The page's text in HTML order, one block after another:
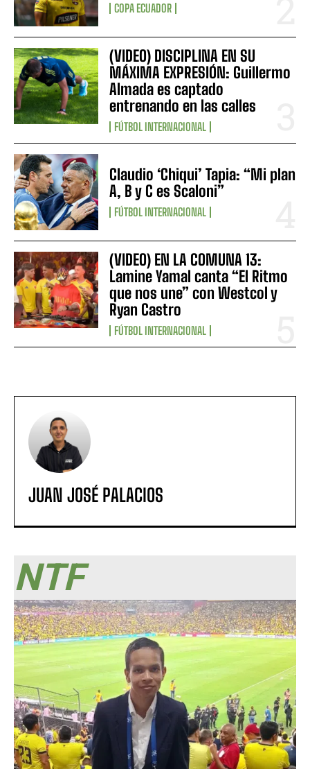
COPA ECUADOR
(VIDEO) DISCIPLINA EN SU
MÁXIMA EXPRESIÓN: Guillermo
Almada es captado
entrenando en las calles
FÚTBOL INTERNACIONAL
Claudio ‘Chiqui’ Tapia: “Mi plan
A, B y C es Scaloni”
FÚTBOL INTERNACIONAL
(VIDEO) EN LA COMUNA 13:
Lamine Yamal canta “El Ritmo
que nos une” con Westcol y
Ryan Castro
FÚTBOL INTERNACIONAL
JUAN JOSÉ PALACIOS
NTF